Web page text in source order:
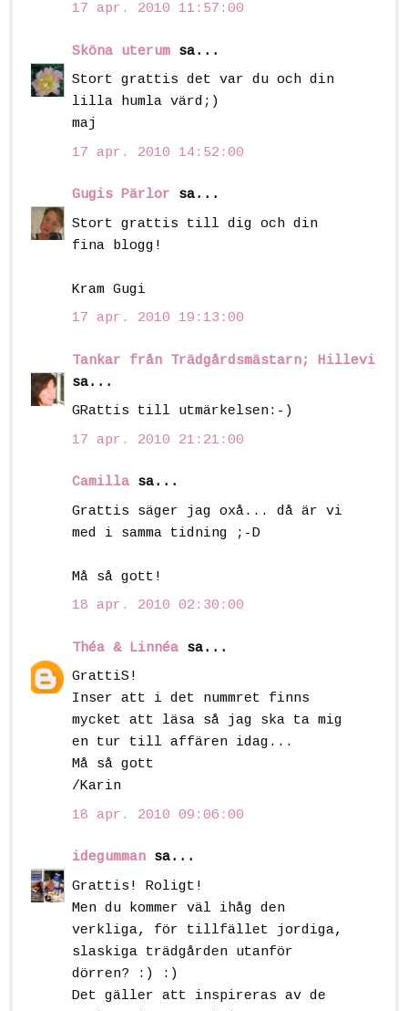
17 apr. 2010 11:57:00
Sköna uterum sa...
Stort grattis det var du och din
lilla humla värd;)
maj
17 apr. 2010 14:52:00
Gugis Pärlor sa...
Stort grattis till dig och din
fina blogg!
Kram Gugi
17 apr. 2010 19:13:00
Tankar från Trädgårdsmästarn; Hillevi
sa...
GRattis till utmärkelsen:-)
17 apr. 2010 21:21:00
Camilla sa...
Grattis säger jag oxå... då är vi
med i samma tidning ;-D
Må så gott!
18 apr. 2010 02:30:00
Théa & Linnéa sa...
GrattiS!
Inser att i det nummret finns
mycket att läsa så jag ska ta mig
en tur till affären idag...
Må så gott
/Karin
18 apr. 2010 09:06:00
idegumman sa...
Grattis! Roligt!
Men du kommer väl ihåg den
verkliga, för tillfället jordiga,
slaskiga trädgården utanför
dörren? :) :)
Det gäller att inspireras av de